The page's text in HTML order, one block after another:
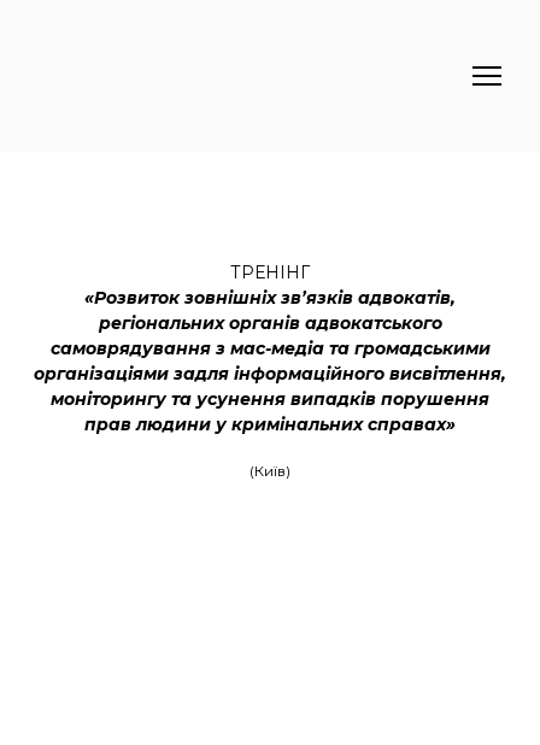
ТРЕНІНГ
«Розвиток зовнішніх зв’язків адвокатів,
регіональних органів адвокатського
самоврядування з мас-медіа та громадськими
організаціями задля інформаційного висвітлення,
моніторингу та усунення випадків порушення
прав людини у кримінальних справах»
(Київ)